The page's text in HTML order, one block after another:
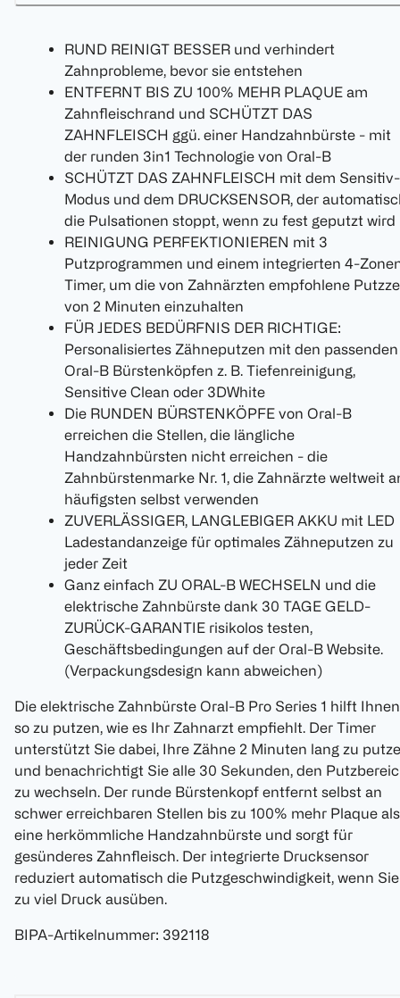
RUND REINIGT BESSER und verhindert
Zahnprobleme, bevor sie entstehen
ENTFERNT BIS ZU 100% MEHR PLAQUE am
Zahnfleischrand und SCHÜTZT DAS
ZAHNFLEISCH ggü. einer Handzahnbürste - mit
der runden 3in1 Technologie von Oral-B
SCHÜTZT DAS ZAHNFLEISCH mit dem Sensitiv-
Modus und dem DRUCKSENSOR, der
die Pulsationen stoppt, wenn zu fest geputzt wird
REINIGUNG PERFEKTIONIEREN mit 3
Putzprogrammen und einem integrierten 4-
Timer, um die von Zahnärzten empfohlene
von 2 Minuten einzuhalten
FÜR JEDES BEDÜRFNIS DER RICHTIGE:
Personalisiertes Zähneputzen mit den passenden
Oral-B Bürstenköpfen z. B. Tiefenreinigung,
Sensitive Clean oder 3DWhite
Die RUNDEN BÜRSTENKÖPFE von Oral-B
erreichen die Stellen, die längliche
Handzahnbürsten nicht erreichen - die
Zahnbürstenmarke Nr. 1, die Zahnärzte weltweit
häufigsten selbst verwenden
ZUVERLÄSSIGER, LANGLEBIGER AKKU mit LED
Ladestandanzeige für optimales Zähneputzen zu
jeder Zeit
Ganz einfach ZU ORAL-B WECHSELN und die
elektrische Zahnbürste dank 30 TAGE GELD-
ZURÜCK-GARANTIE risikolos testen,
Geschäftsbedingungen auf der Oral-B Website.
(Verpackungsdesign kann abweichen)
Die elektrische Zahnbürste Oral-B Pro Series 1 hilft Ihnen
so zu putzen, wie es Ihr Zahnarzt empfiehlt. Der Timer
unterstützt Sie dabei, Ihre Zähne 2 Minuten lang zu
und benachrichtigt Sie alle 30 Sekunden, den
zu wechseln. Der runde Bürstenkopf entfernt selbst an
schwer erreichbaren Stellen bis zu 100% mehr Plaque als
eine herkömmliche Handzahnbürste und sorgt für
gesünderes Zahnfleisch. Der integrierte Drucksensor
reduziert automatisch die Putzgeschwindigkeit, wenn Sie
zu viel Druck ausüben.
BIPA-Artikelnummer: 392118